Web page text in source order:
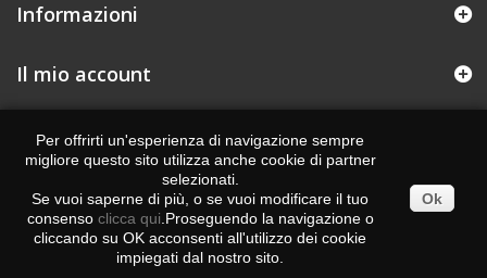
Informazioni
Il mio account
Informazioni negozio
Per offrirti un'esperienza di navigazione sempre
migliore questo sito utilizza anche cookie di partner
selezionati.
Se vuoi saperne di più, o se vuoi modificare il tuo
consenso clicca qui .Proseguendo la navigazione o
cliccando su OK acconsenti all'utilizzo dei cookie
impiegati dal nostro sito.
Ok
Realizzato da : eCommerce solutions Degiweb.it